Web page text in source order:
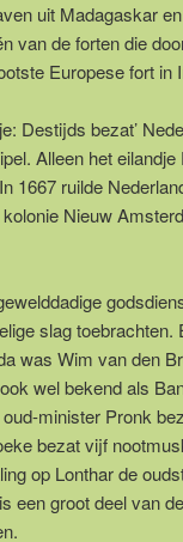
uit Madagaskar
van de forten die
Europese fort in
Destijds bezat’
Alleen het
1667 ruilde
Nieuw
slag toebrachten.
was Wim van den
wel bekend als
minister Pronk
bezat vijf
op Lonthar de
een groot deel van